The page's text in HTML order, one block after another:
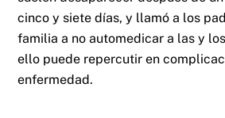
cinco y siete días, y llamó a los
familia a no automedicar a las y
ello puede repercutir en
enfermedad.